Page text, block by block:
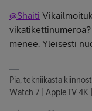
@Shaiti
menee. Yleisesti
Pia, tekniikasta
Watch 7 | AppleTV 4K